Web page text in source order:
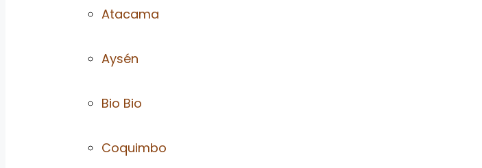
Atacama
Aysén
Bio Bio
Coquimbo